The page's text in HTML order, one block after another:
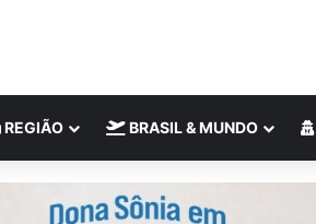
REGIÃO BRASIL & MUNDO